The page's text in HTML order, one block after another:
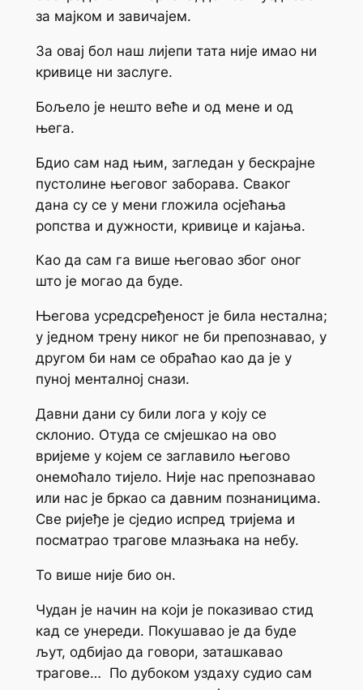
за мајком и завичајем.
За овај бол наш лијепи тата није имао ни
кривице ни заслуге.
Бољело је нешто веће и од мене и од
њега.
Бдио сам над њим, загледан у бескрајне
пустолине његовог заборава. Сваког
дана су се у мени гложила осјећања
ропства и дужности, кривице и кајања.
Као да сам га више његовао због оног
што је могао да буде.
Његова усредсређеност је била нестална;
у једном трену никог не би препознавао, у
другом би нам се обраћао као да је у
пуној менталној снази.
Давни дани су били лога у коју се
склонио. Отуда се смјешкао на ово
вријеме у којем се заглавило његово
онемоћало тијело. Није нас препознавао
или нас је бркао са давним познаницима.
Све ријеђе је сједио испред тријема и
посматрао трагове млазњака на небу.
То више није био он.
Чудан је начин на који је показивао стид
кад се унереди. Покушавао је да буде
љут, одбијао да говори, заташкавао
трагове… По дубоком уздаху судио сам